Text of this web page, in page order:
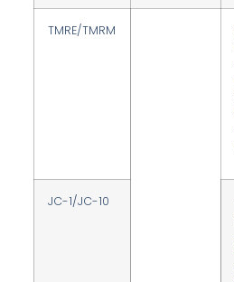
TMRE/TMRM
JC-1/JC-10